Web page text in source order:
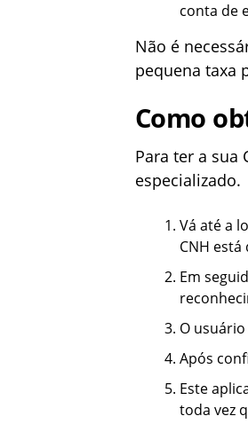
conta de
Não é
pequena taxa
Como
Para ter a sua
especializado.
Vá até a
CNH
Em
O
Após
Este
toda vez